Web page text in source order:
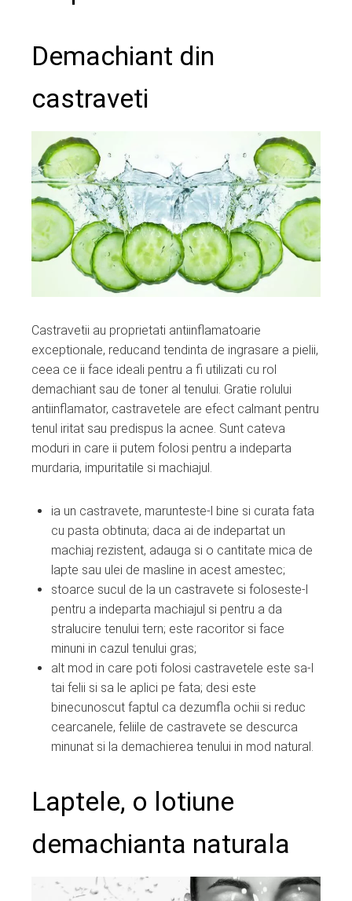
Demachiant din
castraveti
Castravetii au proprietati antiinflamatoarie
exceptionale, reducand tendinta de ingrasare a pielii,
ceea ce ii face ideali pentru a fi utilizati cu rol
demachiant sau de toner al tenului. Gratie rolului
antiinflamator, castravetele are efect calmant pentru
tenul iritat sau predispus la acnee. Sunt cateva
moduri in care ii putem folosi pentru a indeparta
murdaria, impuritatile si machiajul.
ia un castravete, marunteste-l bine si curata fata
cu pasta obtinuta; daca ai de indepartat un
machiaj rezistent, adauga si o cantitate mica de
lapte sau ulei de masline in acest amestec;
stoarce sucul de la un castravete si foloseste-l
pentru a indeparta machiajul si pentru a da
stralucire tenului tern; este racoritor si face
minuni in cazul tenului gras;
alt mod in care poti folosi castravetele este sa-l
tai felii si sa le aplici pe fata; desi este
binecunoscut faptul ca dezumfla ochii si reduc
cearcanele, feliile de castravete se descurca
minunat si la demachierea tenului in mod natural.
Laptele, o lotiune
demachianta naturala